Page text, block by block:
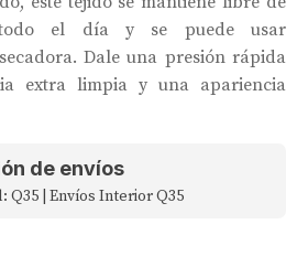
todo el día y se puede usar
Dale una presión rápida
extra limpia y una apariencia
de envíos
Q35 | Envíos Interior Q35